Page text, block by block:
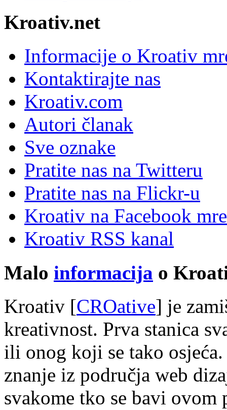
Kroativ.net
Informacije o Kroativ
Kontaktirajte nas
Kroativ.com
Autori članak
Sve oznake
Pratite nas na Twitteru
Pratite nas na Flickr-u
Kroativ na Facebook
Kroativ RSS kanal
Malo informacija o
Kroativ [CROative] je
kreativnost. Prva stanica
ili onog koji se tako
znanje iz područja web
svakome tko se bavi